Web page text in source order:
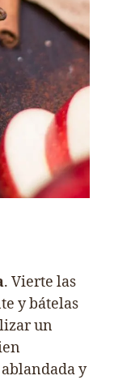
. Vierte las
y bátelas
un
y